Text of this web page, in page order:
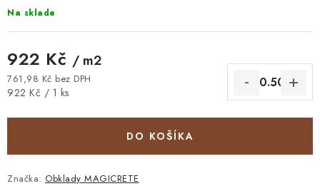
Na sklade
922 Kč / m2
761,98 Kč bez DPH
Jednotková cena:
922 Kč / 1 ks
DO KOŠÍKA
Značka: Obklady MAGICRETE